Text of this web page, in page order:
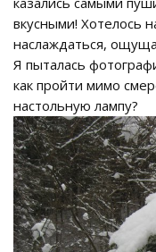
вкусными! Хотелось
наслаждаться,
Я пыталась
как пройти мимо
настольную лампу?